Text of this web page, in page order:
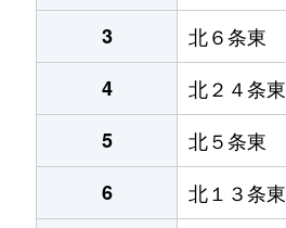
3
北６条東
4
北２４条東
5
北５条東
6
北１３条東